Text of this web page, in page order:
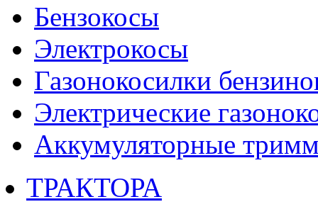
Бензокосы
Электрокосы
Газонокосилки
Электрические
Аккумуляторные
ТРАКТОРА